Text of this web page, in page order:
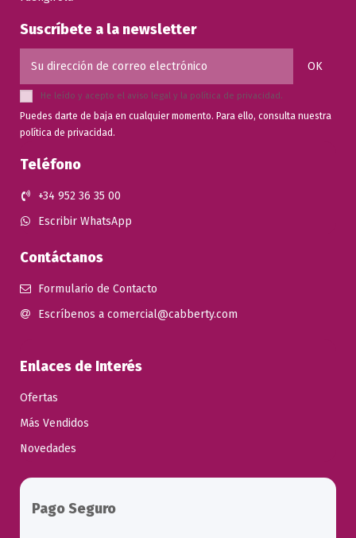
Suscríbete a la newsletter
He leído y acepto el aviso legal y la política de privacidad.
Puedes darte de baja en cualquier momento. Para ello, consulta nuestra
política de privacidad.
Teléfono
+34 952 36 35 00
Escribir WhatsApp
Contáctanos
Formulario de Contacto
Escríbenos a comercial@cabberty.com
Enlaces de Interés
Ofertas
Más Vendidos
Novedades
Pago Seguro